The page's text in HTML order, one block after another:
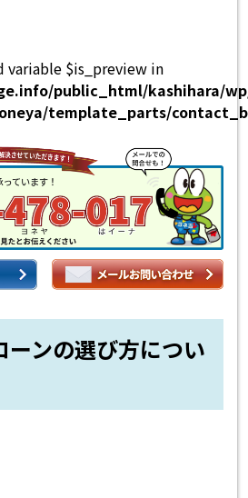
variable $is_preview in
public_html/kashihara/
template_parts/
ーンの選び方につい